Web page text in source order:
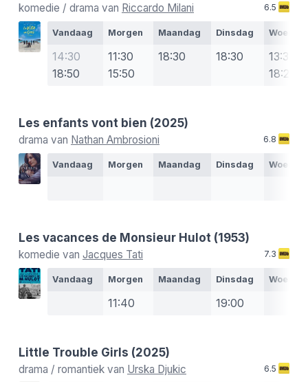
komedie / drama van Riccardo Milani 6.5
Vandaag Morgen Maandag Dinsdag
14:30
18:50
11:30
15:50
18:30 18:30
13:30
18:20
Les enfants vont bien (2025)
drama van Nathan Ambrosioni 6.8
Vandaag Morgen Maandag Dinsdag
Les vacances de Monsieur Hulot (1953)
komedie van Jacques Tati 7.3
Vandaag Morgen Maandag Dinsdag
11:40 19:00
Little Trouble Girls (2025)
drama / romantiek van Urska Djukic 6.5